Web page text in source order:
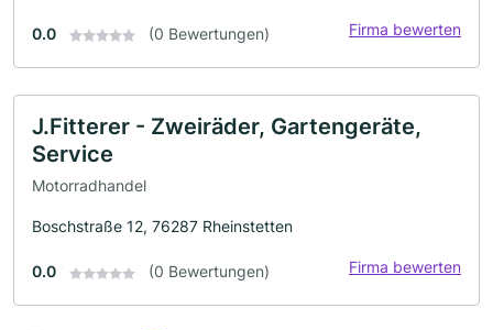
0.0 (0 Bewertungen) Firma bewerten
J.Fitterer - Zweiräder, Gartengeräte,
Service
Motorradhandel
Boschstraße 12, 76287 Rheinstetten
0.0 (0 Bewertungen) Firma bewerten